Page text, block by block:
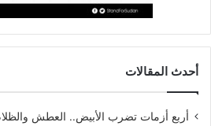
أحدث المقالات
أربع أزمات تضرب الأبيض.. العطش